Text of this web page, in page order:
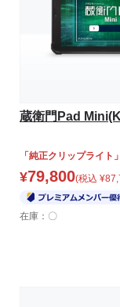
蔵衛門Pad
「純正クリップライト
¥79,800(税込 ¥
在庫：〇